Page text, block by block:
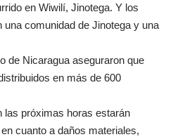
en Wiwilí, Jinotega. Y los
una comunidad de Jinotega y una
de Nicaragua aseguraron que
en más de 600
las próximas horas estarán
cuanto a daños materiales,